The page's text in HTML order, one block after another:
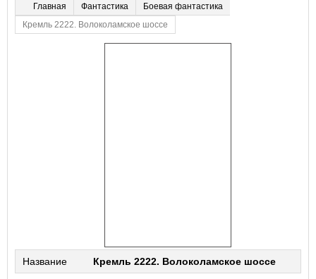
Главная Фантастика
Боевая фантастика
Кремль 2222. Волоколамское шоссе
Название Кремль 2222. Волоколамское шоссе